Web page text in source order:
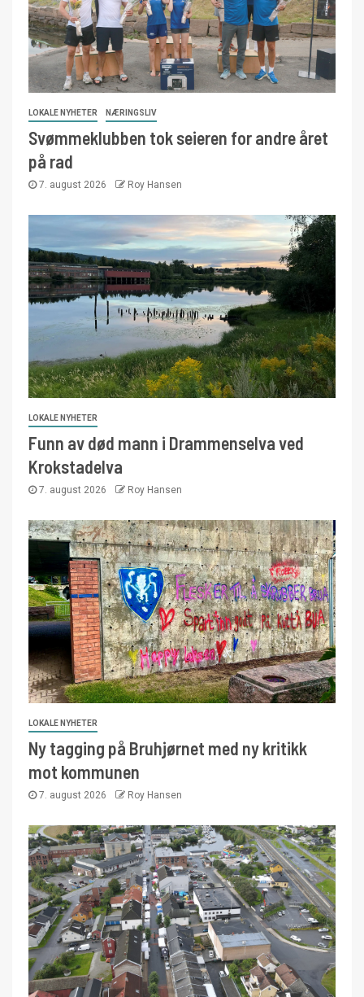
LOKALE NYHETER NÆRINGSLIV
Svømmeklubben tok seieren for andre året
på rad
7. august 2026 Roy Hansen
LOKALE NYHETER
Funn av død mann i Drammenselva ved
Krokstadelva
7. august 2026 Roy Hansen
LOKALE NYHETER
Ny tagging på Bruhjørnet med ny kritikk
mot kommunen
7. august 2026 Roy Hansen